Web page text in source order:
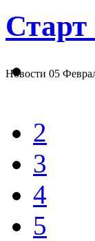
Новости 05
2
3
4
5